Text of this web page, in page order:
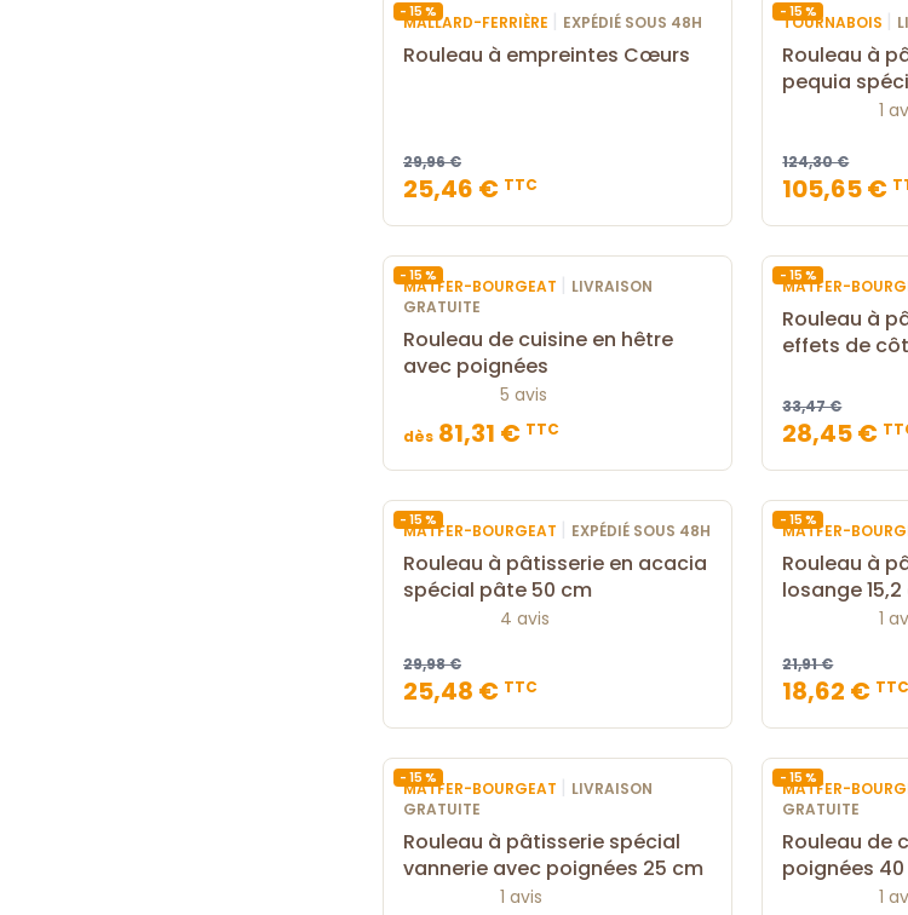
- 15 %
MALLARD-FERRIÈRE | EXPÉDIÉ SOUS 48H
Rouleau à empreintes Cœurs
29,96 €
25,46 € TTC
- 15 %
TOURNABOIS |
Rouleau à
pequia
1
124,30 €
105,65 €
- 15 %
MATFER-BOURGEAT | LIVRAISON
GRATUITE
Rouleau de cuisine en hêtre
avec poignées
5 avis
dès 81,31 € TTC
- 15 %
MATFER-
Rouleau à
effets de
33,47 €
28,45 €
- 15 %
MATFER-BOURGEAT | EXPÉDIÉ SOUS 48H
Rouleau à pâtisserie en acacia
spécial pâte 50 cm
4 avis
29,98 €
25,48 € TTC
- 15 %
MATFER-
Rouleau à
losange
1
21,91 €
18,62 € TTC
- 15 %
MATFER-BOURGEAT | LIVRAISON
GRATUITE
Rouleau à pâtisserie spécial
vannerie avec poignées 25 cm
1 avis
- 15 %
MATFER-
GRATUITE
Rouleau de
poignées
1